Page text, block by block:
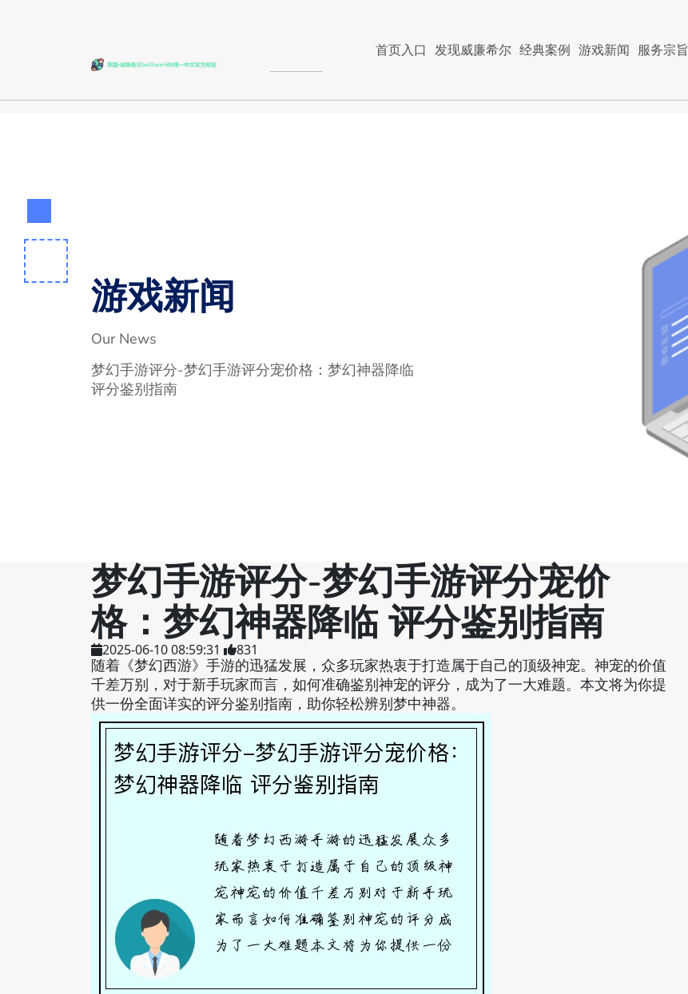
首页入口 发现威廉希尔 经典案例 游戏新闻 服务宗旨
游戏新闻
Our News
梦幻手游评分-梦幻手游评分宠价格：梦幻神器降临
评分鉴别指南
梦幻手游评分-梦幻手游评分宠价
格：梦幻神器降临 评分鉴别指南
2025-06-10 08:59:31 831
随着《梦幻西游》手游的迅猛发展，众多玩家热衷于打造属于自己的顶级神宠。神宠的价值
千差万别，对于新手玩家而言，如何准确鉴别神宠的评分，成为了一大难题。本文将为你提
供一份全面详实的评分鉴别指南，助你轻松辨别梦中神器。